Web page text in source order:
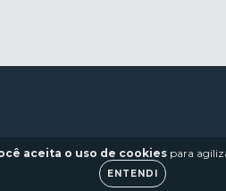
aceita o uso de cookiespara
ENTENDI